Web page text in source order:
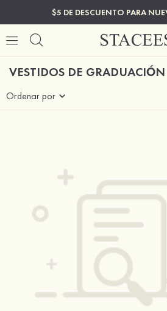
$5 DE DESCUENTO PARA
VESTIDOS DE GRADUACIÓN
Ordenar por